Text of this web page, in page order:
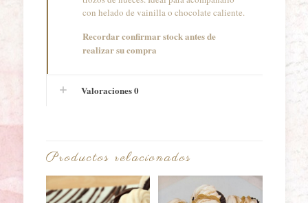
con helado de vainilla o chocolate caliente.
Recordar confirmar stock antes de
realizar su compra
Valoraciones0
Productos relacionados